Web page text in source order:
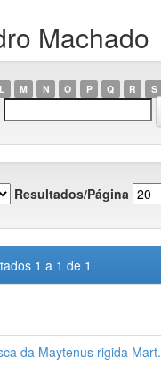
Machado
L M N O P Q R S
Resultados/Página
1 a 1 de 1
da Maytenus rigida Mart.